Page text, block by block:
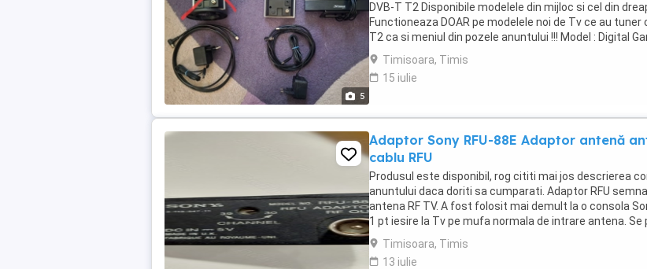
5
DVB-T T2 Disponibile modelele din mijloc si cel din
Functioneaza DOAR pe modelele noi de Tv ce au tuner
T2 ca si meniul din pozele anuntului !!! Model : Digital
frecvente: VHF174-230MHz UHF470-862MHz Castig: ...
Timisoara, Timis
15 iulie
Adaptor Sony RFU-88E Adaptor antenă
cablu RFU
Produsul este disponibil, rog cititi mai jos descrierea
anuntului daca doriti sa cumparati. Adaptor RFU
antena RF TV. A fost folosit mai demult la o consola
1 pt iesire la Tv pe mufa normala de intrare antena. Se
in alte aplicatii similare, ...
Timisoara, Timis
13 iulie